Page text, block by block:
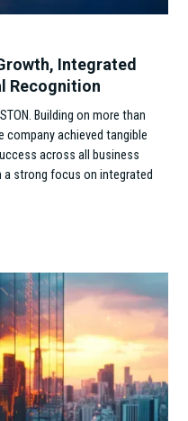
Integrated
Recognition
Building on more than
company achieved tangible
across all business
strong focus on integrated